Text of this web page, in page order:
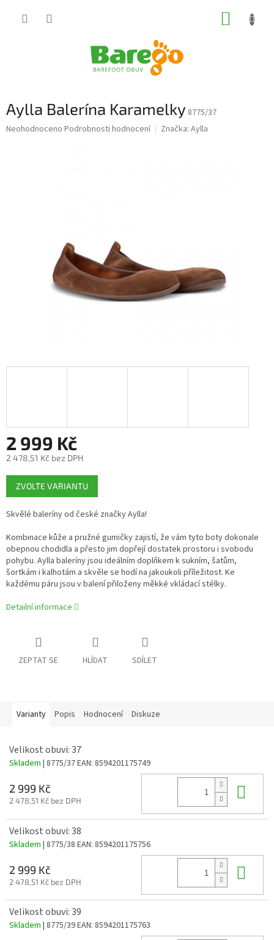
Aylla Balerína Karamelky 8775/37
Průměrné
Neohodnoceno Podrobnosti hodnocení Značka: Aylla
2 999 Kč
2 478,51 Kč bez DPH
Měrná
cena:
ZVOLTE VARIANTU
Skvělé baleríny od české značky Aylla!
Kombinace kůže a pružné gumičky zajistí, že vám tyto boty dokonale
obepnou chodidla a přesto jim dopřejí dostatek prostoru i svobodu
pohybu. Aylla baleríny jsou ideálním doplňkem k sukním, šatům,
šortkám i kalhotám a skvěle se hodí na jakoukoli příležitost. Ke
každému páru jsou v balení přiloženy měkké vkládací stélky.
Detailní informace
ZEPTAT SE HLÍDAT SDÍLET
Varianty Popis Hodnocení Diskuze
Velikost obuvi: 37
Skladem | 8775/37EAN: 8594201175749
2 999 Kč
2 478,51 Kč bez DPH
Velikost obuvi: 38
Skladem | 8775/38 EAN: 8594201175756
2 999 Kč
2 478,51 Kč bez DPH
Velikost obuvi: 39
Skladem | 8775/39EAN: 8594201175763